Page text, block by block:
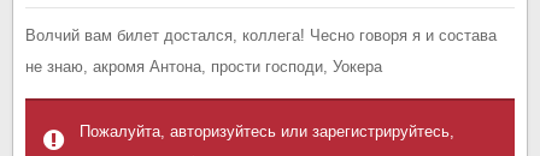
Волчий вам билет достался, коллега! Чесно говоря я и состава
не знаю, акромя Антона, прости господи, Уокера
Пожалуйта, авторизуйтесь или зарегистрируйтесь,